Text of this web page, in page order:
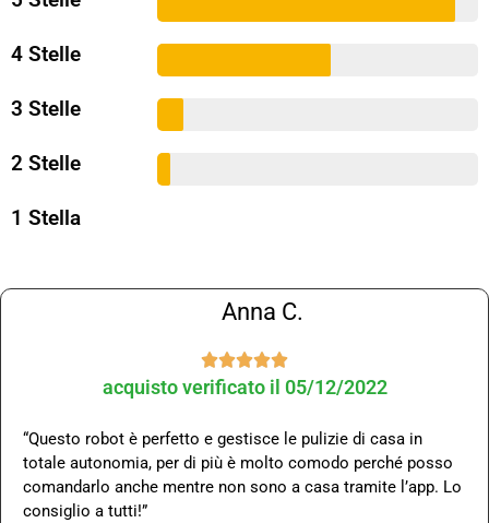
4 Stelle
3 Stelle
2 Stelle
1 Stella
Anna C.

acquisto verificato il 05/12/2022
“Questo robot è perfetto e gestisce le pulizie di casa in
totale autonomia, per di più è molto comodo perché posso
comandarlo anche mentre non sono a casa tramite l’app. Lo
consiglio a tutti!”